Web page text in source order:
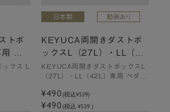
トボ
袋
クス L
KEYUCA両開きダストボ
ックスL（27L）・LL（42
L）専用 ペダル 替えパー
ツ
KEYUCA両開きダストボックスL
（27L）・LL（42L）専用 ペダル
¥490(税込¥539)
¥490(税込 ¥539 )